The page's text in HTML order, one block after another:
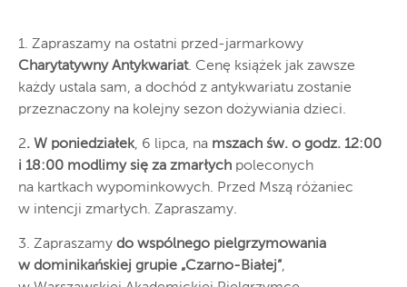
1. Zapraszamy na ostatni przed-jarmarkowy
Charytatywny Antykwariat. Cenę książek jak zawsze
każdy ustala sam, a dochód z antykwariatu zostanie
przeznaczony na kolejny sezon dożywiania dzieci.
2. W poniedziałek, 6 lipca, na mszach św. o godz. 12:00
i 18:00 modlimy się za zmarłych poleconych
na kartkach wypominkowych. Przed Mszą różaniec
w intencji zmarłych. Zapraszamy.
3. Zapraszamy do wspólnego pielgrzymowania
w dominikańskiej grupie „Czarno-Białej”,